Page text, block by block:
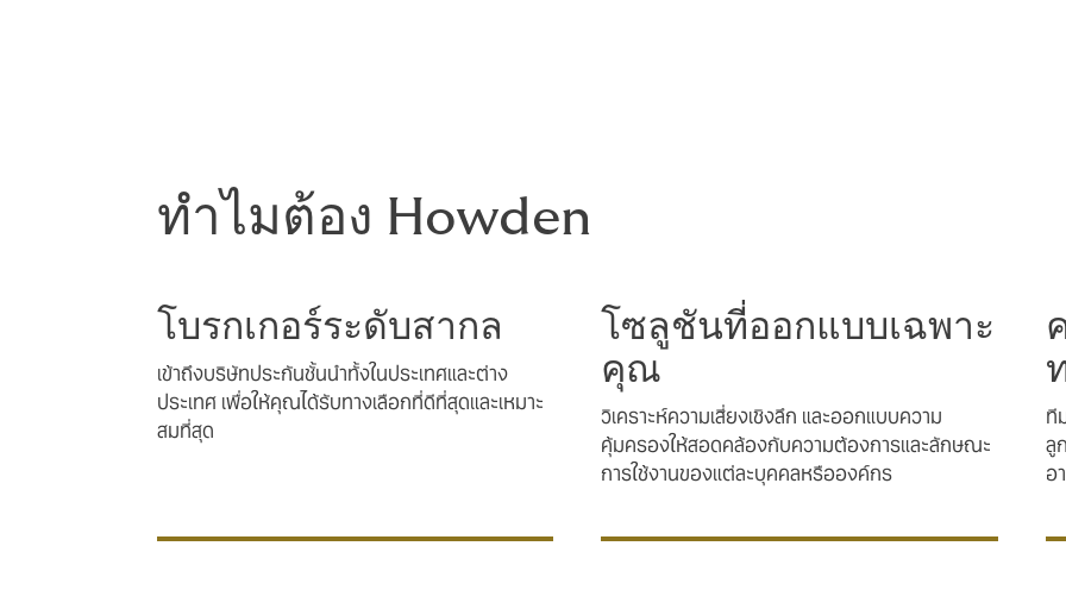
ทำไมต้อง Howden
โบรกเกอร์ระดับสากล
เข้าถึงบริษัทประกันชั้นนำทั้งในประเทศและต่าง
ประเทศ เพื่อให้คุณได้รับทางเลือกที่ดีที่สุดและเหมาะ
สมที่สุด
โซลูชันที่ออกแบบเฉพาะ
คุณ
วิเคราะห์ความเสี่ยงเชิงลึก และออกแบบความ
คุ้มครองให้สอดคล้องกับความต้องการและลักษณะ
การใช้งานของแต่ละบุคคลหรือองค์กร
ที
ลู
อ